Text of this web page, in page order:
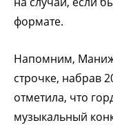
формате.
Напомним,
строчке, набрав
отметила, что
музыкальный